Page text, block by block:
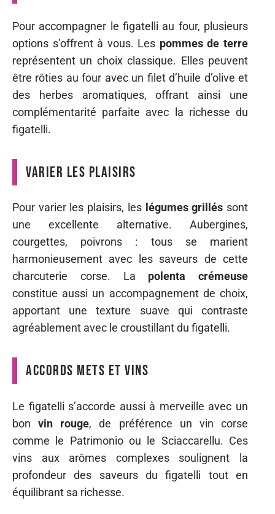
Pour accompagner le figatelli au four, plusieurs
options s’offrent à vous. Les pommes de terre
représentent un choix classique. Elles peuvent
être rôties au four avec un filet d’huile d’olive et
des herbes aromatiques, offrant ainsi une
complémentarité parfaite avec la richesse du
figatelli.
Varier les plaisirs
Pour varier les plaisirs, les légumes grillés sont
une excellente alternative. Aubergines,
courgettes, poivrons : tous se marient
harmonieusement avec les saveurs de cette
charcuterie corse. La polenta crémeuse
constitue aussi un accompagnement de choix,
apportant une texture suave qui contraste
agréablement avec le croustillant du figatelli.
Accords mets et vins
Le figatelli s’accorde aussi à merveille avec un
bonvin rouge, de préférence un vin corse
comme le Patrimonio ou le Sciaccarellu. Ces
vins aux arômes complexes soulignent la
profondeur des saveurs du figatelli tout en
équilibrant sa richesse.